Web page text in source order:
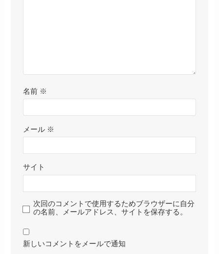
名前 ※
メール ※
サイト
次回のコメントで使用するためブラウザーに自分
の名前、メールアドレス、サイトを保存する。
新しいコメントをメールで通知